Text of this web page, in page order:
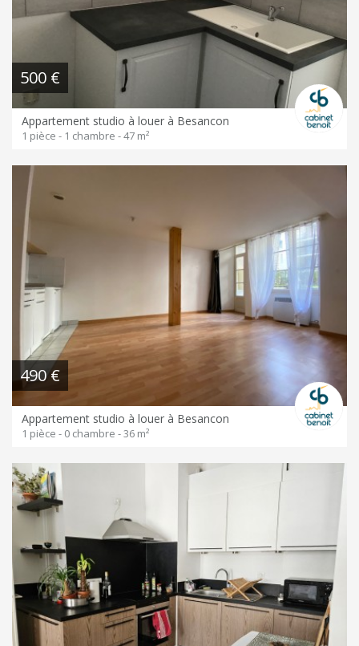
500 €
Appartement studio à louer à Besancon
1 pièce - 1 chambre - 47 m²
490 €
Appartement studio à louer à Besancon
1 pièce - 0 chambre - 36 m²